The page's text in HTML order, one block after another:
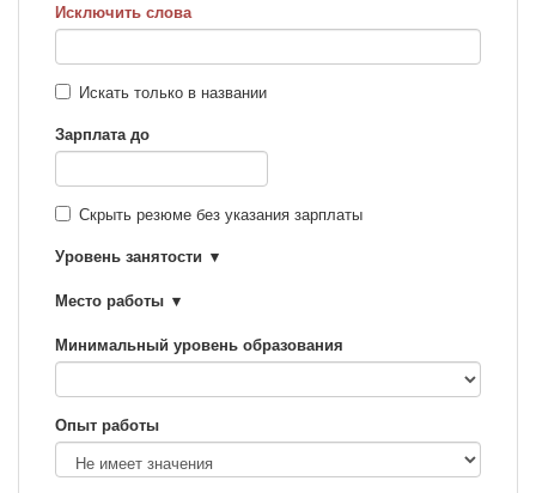
Исключить слова
Искать только в названии
Зарплата до
Скрыть резюме без указания зарплаты
Уровень занятости
Место работы
Минимальный уровень образования
Опыт работы